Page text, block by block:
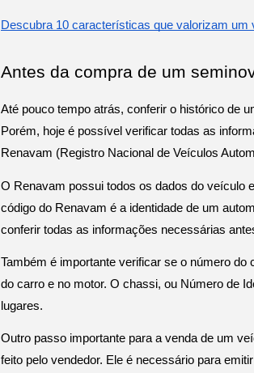
Descubra 10 características que valorizam um
Antes da compra de um
Até pouco tempo atrás, conferir o histórico de
Porém, hoje é possível verificar todas as
Renavam (Registro Nacional de Veículos
O Renavam possui todos os dados do veículo
código do Renavam é a identidade de um
conferir todas as informações necessárias
Também é importante verificar se o número
do carro e no motor. O chassi, ou Número de
lugares.
Outro passo importante para a venda de um
feito pelo vendedor. Ele é necessário para